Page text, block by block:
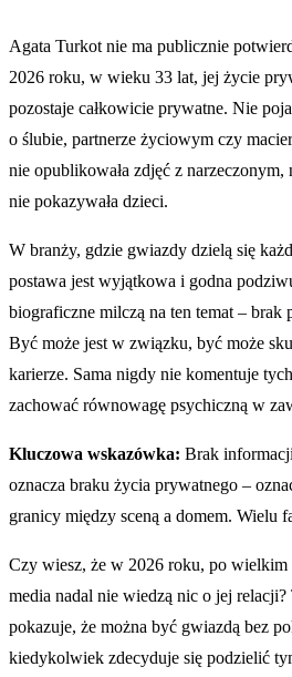
Agata Turkot nie ma publicznie
2026 roku, w wieku 33 lat, jej życie
pozostaje całkowicie prywatne. Nie
o ślubie, partnerze życiowym czy
nie opublikowała zdjęć z narzeczonym,
nie pokazywała dzieci.
W branży, gdzie gwiazdy dzielą się
postawa jest wyjątkowa i godna
biograficzne milczą na ten temat – brak
Być może jest w związku, być może
karierze. Sama nigdy nie komentuje
zachować równowagę psychiczną w
Kluczowa wskazówka: Brak
oznacza braku życia prywatnego –
granicy między sceną a domem. Wielu
Czy wiesz, że w 2026 roku, po wielkim
media nadal nie wiedzą nic o jej
pokazuje, że można być gwiazdą bez
kiedykolwiek zdecyduje się podzielić